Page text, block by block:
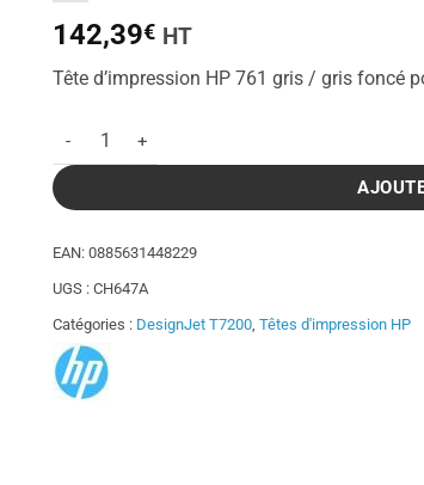
142,39€ HT
Tête d’impression HP 761 gris / gris foncé
quantité de Tête d'impression HP 761 gris / gris
EAN:0885631448229
UGS :CH647A
Catégories : DesignJet T7200 ,Têtes d'impression HP